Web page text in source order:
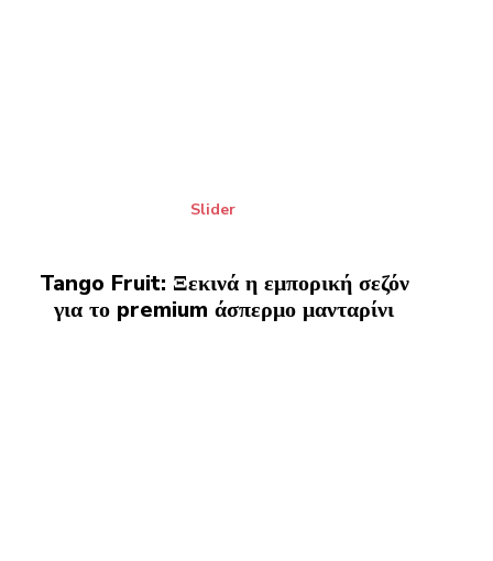
Slider
Tango Fruit: Ξεκινά η εμπορική σεζόν
για το premium άσπερμο μανταρίνι